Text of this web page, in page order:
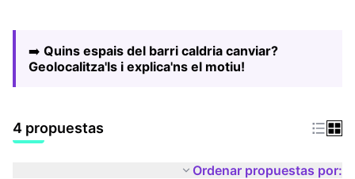
−
➡️ Quins espais del barri caldria canviar?
Geolocalitza'ls i explica'ns el motiu!
4 propuestas
Ordenar propuestas por: